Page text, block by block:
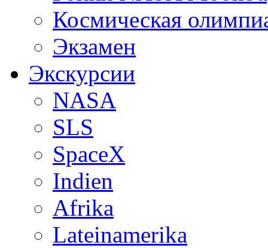
Космическая
Экзамен
Экскурсии
NASA
SLS
SpaceX
Indien
Afrika
Lateinamerika